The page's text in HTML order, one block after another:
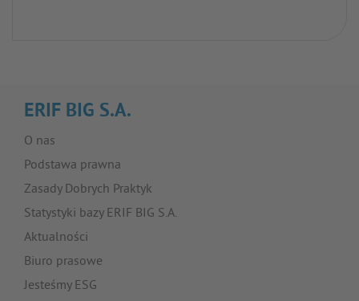
ERIF BIG S.A.
O nas
Podstawa prawna
Zasady Dobrych Praktyk
Statystyki bazy ERIF BIG S.A.
Aktualności
Biuro prasowe
Jesteśmy ESG